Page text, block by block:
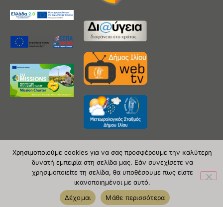
Copyright 2020 © Δήμος Ιλίου
| powered by Evolutionprojects
Χρησιμοποιούμε cookies για να σας προσφέρουμε την καλύτερη
δυνατή εμπειρία στη σελίδα μας. Εάν συνεχίσετε να
χρησιμοποιείτε τη σελίδα, θα υποθέσουμε πως είστε
ικανοποιημένοι με αυτό.
Δέχομαι
Μάθε περισσότερα